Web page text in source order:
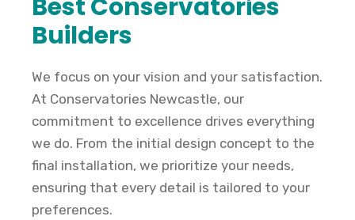
Best Conservatories
Builders
We focus on your vision and your satisfaction.
At Conservatories Newcastle, our
commitment to excellence drives everything
we do. From the initial design concept to the
final installation, we prioritize your needs,
ensuring that every detail is tailored to your
preferences.